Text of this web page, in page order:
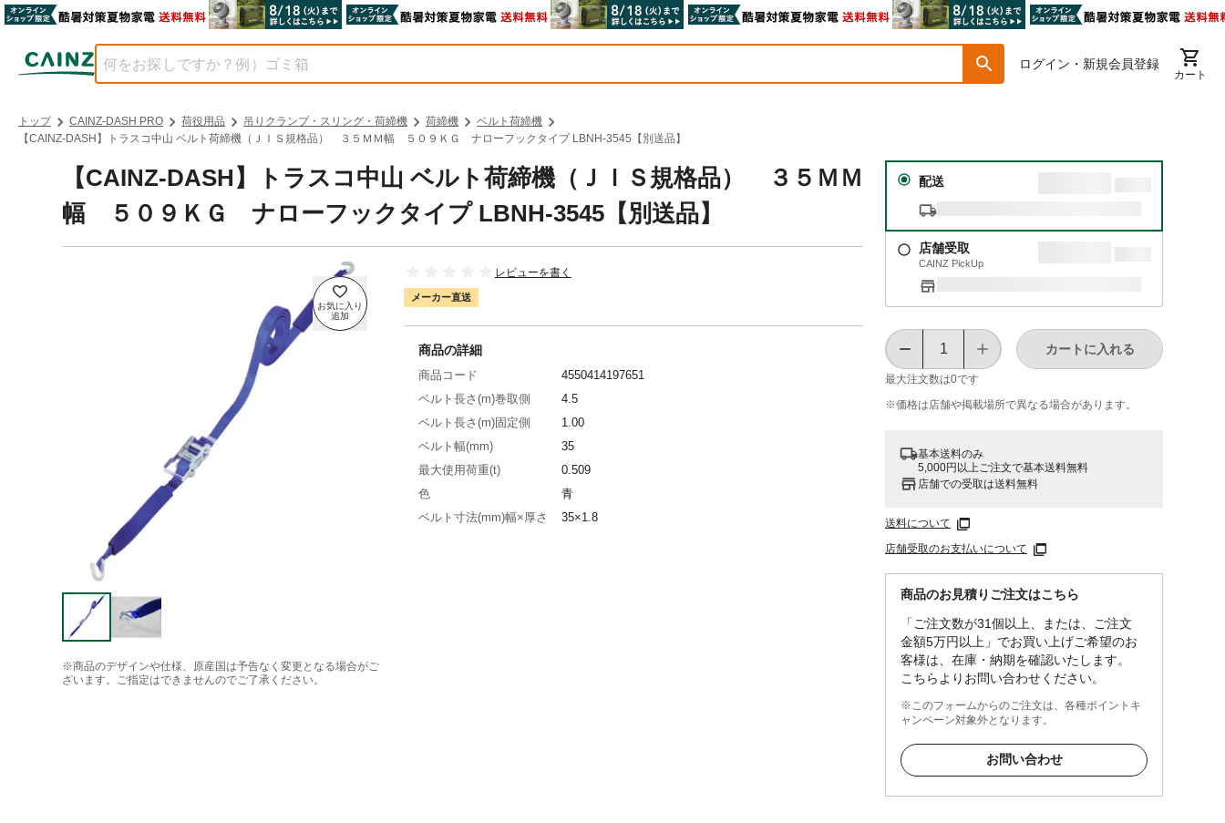
ログイン・新規会員登録
カート
トップ CAINZ-DASH PRO 荷役用品 吊りクランプ・スリング・荷締機 荷締機
ベルト荷締機
【CAINZ-DASH】トラスコ中山 ベルト荷締機（ＪＩＳ規格品） ３５ＭＭ幅 ５０９ＫＧ ナローフックタイプ LBNH-3545【別送品】
【CAINZ-DASH】トラスコ中山 ベルト荷締機（ＪＩＳ規格品） ３５ＭＭ
幅 ５０９ＫＧ ナローフックタイプ LBNH-3545【別送品】
※商品のデザインや仕様、原産国は予告なく変更となる場合がご
ざいます。ご指定はできませんのでご了承ください。
レビューを書く
メーカー直送
配送
店舗受取
CAINZ PickUp
最大注文数は0です
カートに入れる
※価格は​店舗や​掲載場所で​異なる​場合が​あります。
基本送料のみ
5,000円以上ご注文で基本送料無料
店舗での受取は送料無料
送料について
店舗受取のお支払いについて
商品のお見積りご注文はこちら
「ご注文数が31個以上、または、ご注文
金額5万円以上」でお買い上げご希望のお
客様は、在庫・納期を確認いたします。
こちらよりお問い合わせください。
※このフォームからのご注文は、各種ポイントキ
ャンペーン対象外となります。
お問い合わせ
商品の詳細
商品コード
4550414197651
ベルト長さ(m)巻取側
4.5
ベルト長さ(m)固定側
1.00
ベルト幅(mm)
35
最大使用荷重(t)
0.509
色
青
ベルト寸法(mm)幅×厚さ
35×1.8